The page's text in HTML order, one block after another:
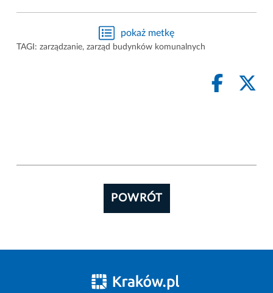
pokaż metkę
TAGI: zarządzanie, zarząd budynków komunalnych
POWRÓT